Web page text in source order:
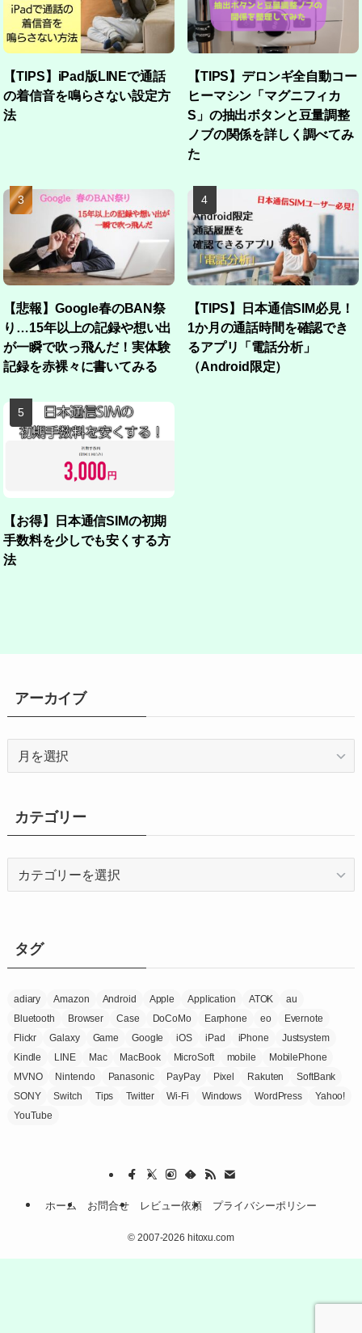
【TIPS】iPad版LINEで通話
の着信音を鳴らさない設定方
法
【TIPS】デロンギ全自動コー
ヒーマシン「マグニフィカ
S」の抽出ボタンと豆量調整
ノブの関係を詳しく調べてみ
た
【悲報】Google春のBAN祭
り…15年以上の記録や想い出
が一瞬で吹っ飛んだ！実体験
記録を赤裸々に書いてみる
【TIPS】日本通信SIM必見！
1か月の通話時間を確認でき
るアプリ「電話分析」
（Android限定）
【お得】日本通信SIMの初期
手数料を少しでも安くする方
法
アーカイブ
ブ
カテゴリー
ータグ
adiary Amazon Android Apple Application ATOK
au
Bluetooth
Browser Case DoCoMo Earphone eo
Evernote
Flickr
Galaxy Game Google iOS iPad iPhone
Justsystem
Kindle
LINE Mac MacBook MicroSoft mobile
MobilePhone
MVNO
Nintendo Panasonic PayPay Pixel Rakuten
SoftBank
SONY
Switch Tips Twitter Wi-Fi Windows WordPress
Yahoo!
YouTube
ホーム お問合せ レビュー依頼 プライバシーポリシー
© 2007-2026 hitoxu.com